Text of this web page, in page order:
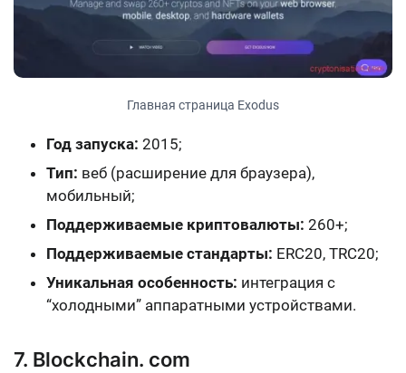
Главная страница Exodus
Год запуска: 2015;
Тип: веб (расширение для браузера),
мобильный;
Поддерживаемые криптовалюты: 260+;
Поддерживаемые стандарты: ERC20, TRC20;
Уникальная особенность: интеграция с
“холодными” аппаратными устройствами.
7. Blockchain. com